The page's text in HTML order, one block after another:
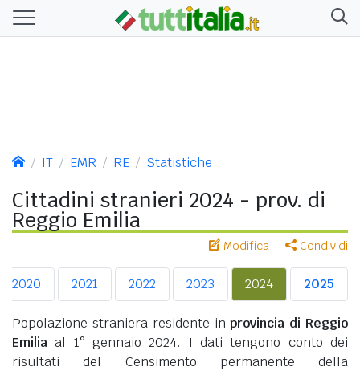
IT EMR RE Statistiche
Cittadini stranieri 2024 - prov. di
Reggio Emilia
Modifica Condividi
2020 2021 2022 2023 2024 2025
Popolazione straniera residente inprovincia di Reggio
Emilia al 1° gennaio 2024. I dati tengono conto dei
risultati del Censimento permanente della